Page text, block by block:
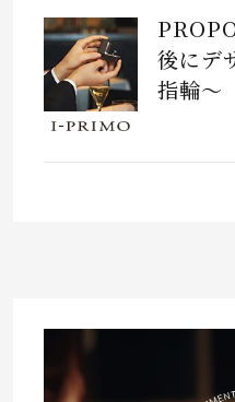
後にデ
指輪～